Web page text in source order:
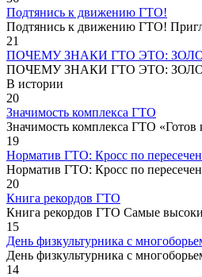
Подтянись к движению ГТО!
Подтянись к движению ГТО!
21
ПОЧЕМУ ЗНАКИ ГТО ЭТО:
ПОЧЕМУ ЗНАКИ ГТО ЭТО:
В истории
20
Значимость комплекса ГТО
Значимость комплекса ГТО «Готов
19
Норматив ГТО: Кросс по
Норматив ГТО: Кросс по
20
Книга рекордов ГТО
Книга рекордов ГТО Самые
15
День физкультурника с
День физкультурника с
14